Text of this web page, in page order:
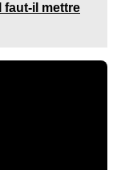
faut-il mettre